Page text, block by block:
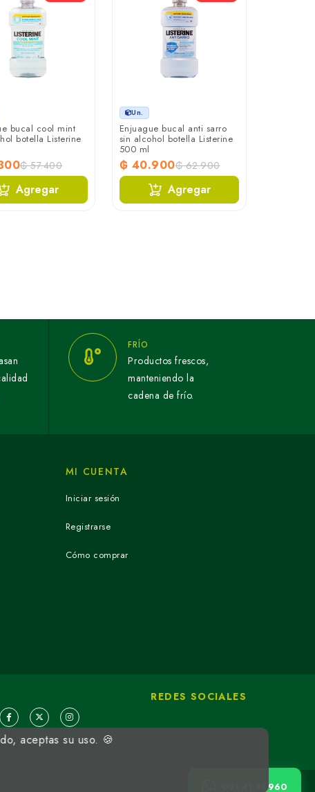
bucal cool mint
botella Listerine
₲ 57.400
Agregar
Un.
Enjuague bucal anti sarro
sin alcohol botella Listerine
500 ml
₲ 40.900₲ 62.900
Agregar
FRÍO
Productos frescos,
manteniendo la
cadena de frío.
MI CUENTA
Iniciar sesión
Registrarse
Cómo comprar
REDES SOCIALES
aceptas su uso. 🍪
021 41 41 960